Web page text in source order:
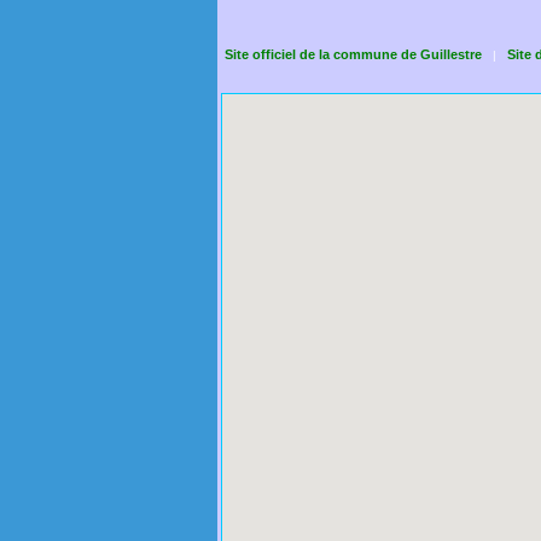
Site officiel de la commune de Guillestre| Site